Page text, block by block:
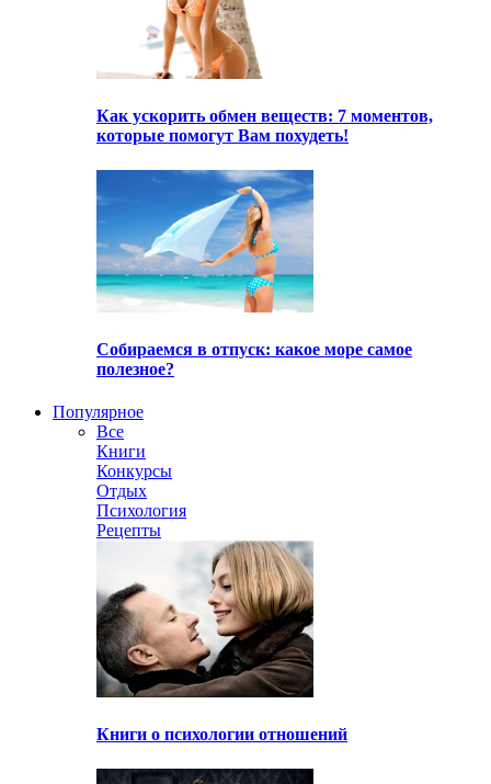
Как ускорить обмен веществ: 7 моментов,
которые помогут Вам похудеть!
Собираемся в отпуск: какое море самое
полезное?
Популярное
Все
Книги
Конкурсы
Отдых
Психология
Рецепты
Книги о психологии отношений